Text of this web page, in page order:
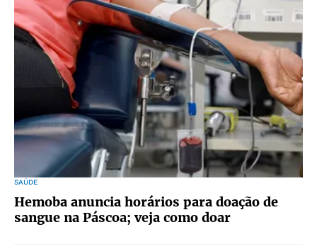
SAÚDE
Hemoba anuncia horários para doação de
sangue na Páscoa; veja como doar